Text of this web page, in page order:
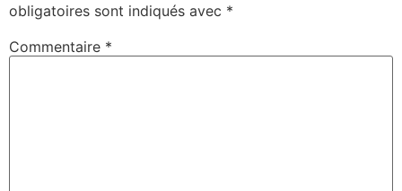
obligatoires sont indiqués avec *
Commentaire *